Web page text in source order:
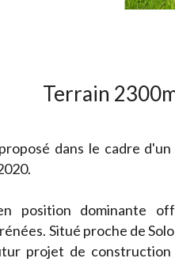
Terrain
dans le cadre
position dominante
Situé proche de
projet de construction